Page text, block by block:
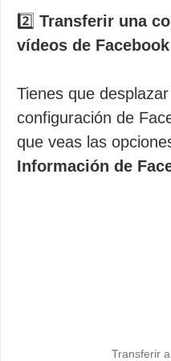
2️⃣ Transferir una
vídeos de Facebook
Tienes que
configuración de
que veas las
Información de
Transferir